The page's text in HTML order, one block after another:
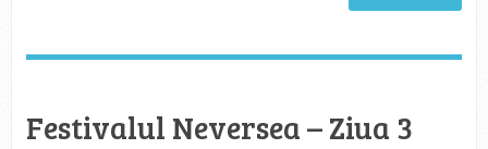
Festivalul Neversea – Ziua 3